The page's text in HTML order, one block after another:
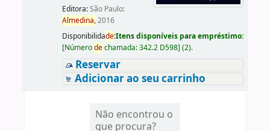
Editora:São Paulo:
Almedina,2016
Disponibilidade:Itens disponíveis para empréstimo:
[Númerodechamada:342.2 D598] (2).
Reservar
Adicionar ao seu carrinho
Não encontrou o
que procura?